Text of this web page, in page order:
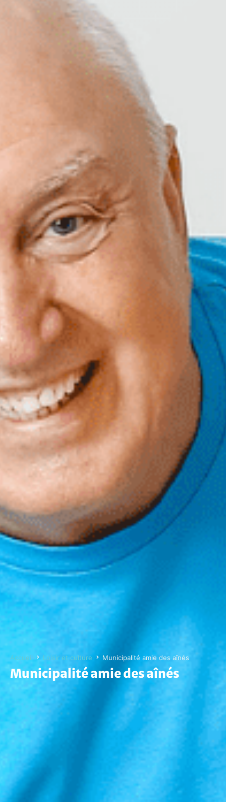
Accueil Loisir et culture Municipalité amie des aînés
Municipalité amie des aînés